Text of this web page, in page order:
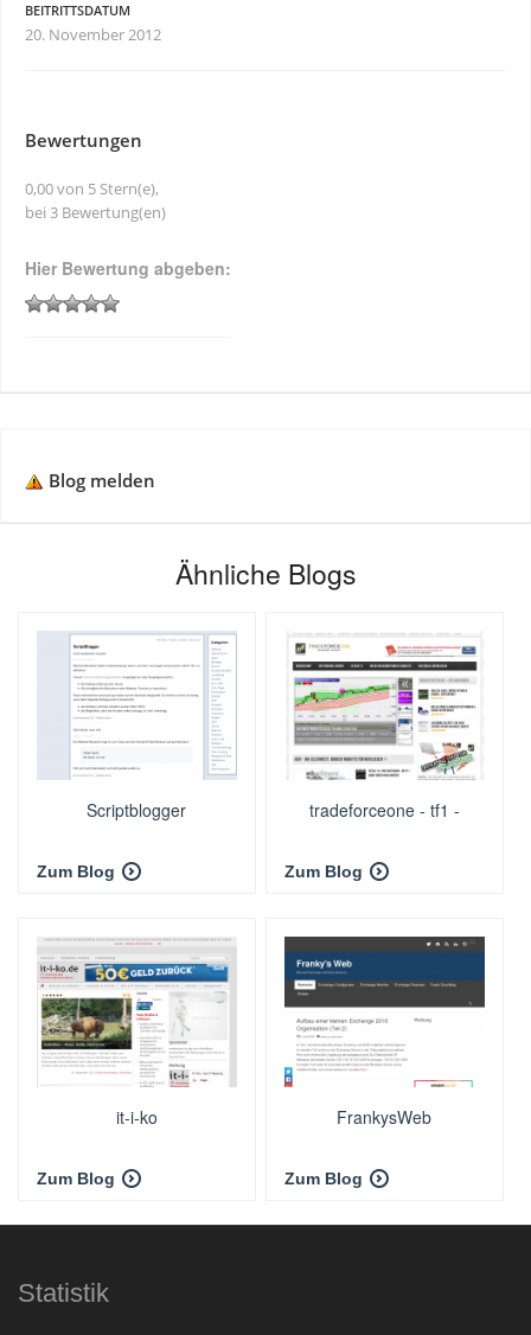
BEITRITTSDATUM
20. November 2012
Bewertungen
0,00 von 5 Stern(e),
bei 3 Bewertung(en)
Hier Bewertung abgeben:
Blog melden
Ähnliche Blogs
Scriptblogger
Zum Blog
tradeforceone - tf1 -
Zum Blog
it-i-ko
Zum Blog
FrankysWeb
Zum Blog
Statistik